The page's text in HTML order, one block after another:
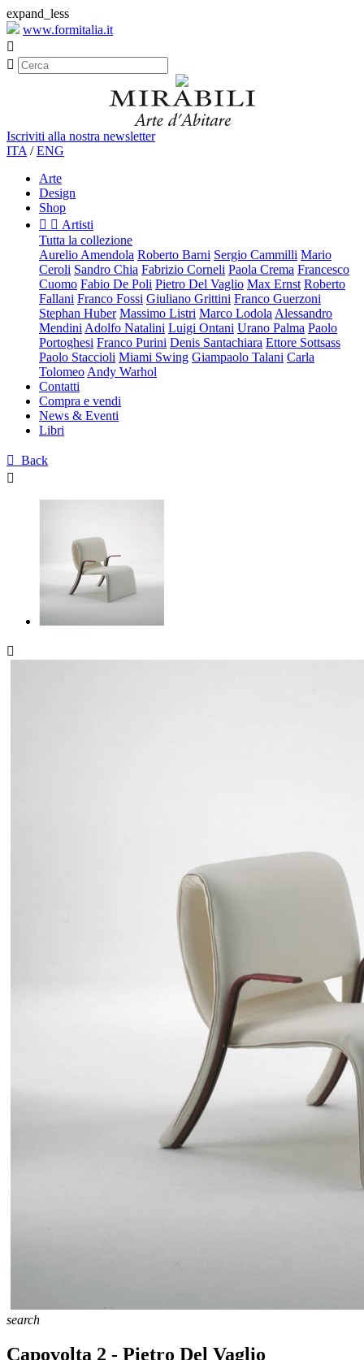
expand_less
www.formitalia.it


Iscriviti alla nostra newsletter
ITA /ENG
Arte
Design
Shop
  Artisti
Tutta la collezione
Aurelio Amendola Roberto Barni Sergio Cammilli Mario
Ceroli Sandro Chia Fabrizio Corneli Paola Crema Francesco
Cuomo Fabio De Poli Pietro Del Vaglio Max Ernst Roberto
Fallani Franco Fossi Giuliano Grittini Franco Guerzoni
Stephan Huber Massimo Listri Marco Lodola Alessandro
Mendini Adolfo Natalini Luigi Ontani Urano Palma Paolo
Portoghesi Franco Purini Denis Santachiara Ettore Sottsass
Paolo Staccioli Miami Swing Giampaolo Talani Carla
Tolomeo Andy Warhol
Contatti
Compra e vendi
News & Eventi
Libri
 Back


search
Capovolta 2 - Pietro Del Vaglio